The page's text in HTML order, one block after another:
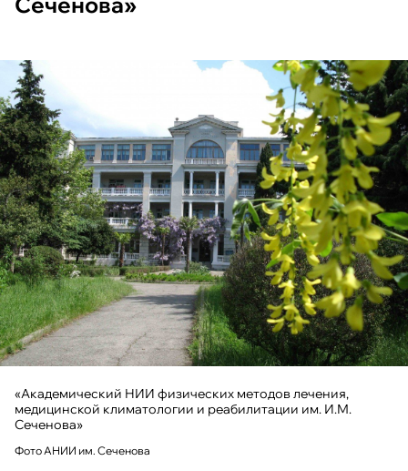
«Академический НИИ физических методов лечения,
медицинской климатологии и реабилитации им. И.М.
Сеченова»
Фото АНИИ им. Сеченова